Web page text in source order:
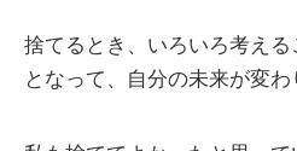
捨てるとき、いろいろ考え
となって、自分の未来が変わ